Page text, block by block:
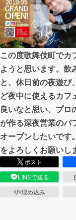
映像・
ビジネ
まちづ
CAMPFIRE
この度歌舞伎町でカ
ようと思います。飲
と、休日前の夜遊び
ど夜中に使えるカフ
良いなと思い、プロ
が作る深夜営業のパ
オープンしたいです
をよろしくお願いし
ポスト
LINEで送る
埋め込み